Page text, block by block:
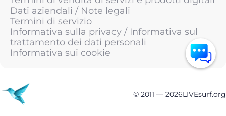
Dati aziendali / Note legali
Termini di servizio
Informativa sulla privacy / Informativa sul
trattamento dei dati personali
Informativa sui cookie
© 2011 — 2026LIVEsurf.org